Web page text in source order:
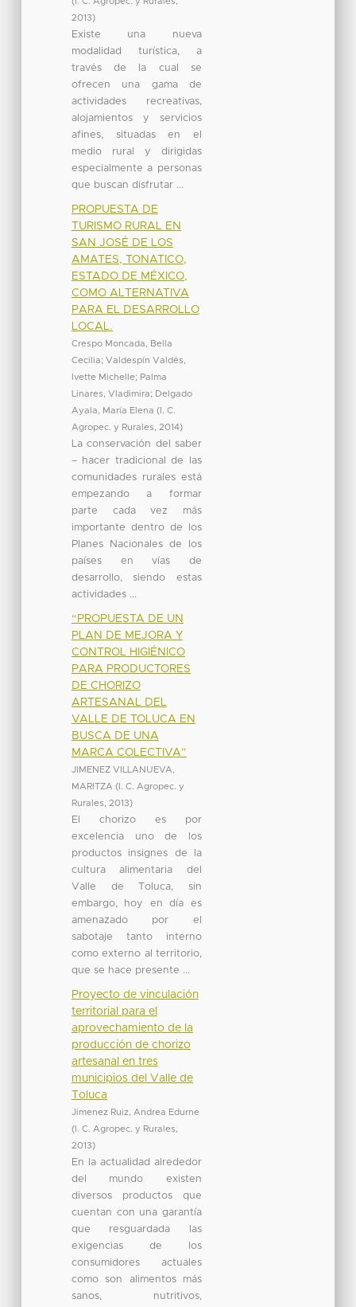
2013)
Existe una nueva
modalidad turística, a
través de la cual se
ofrecen una gama de
actividades recreativas,
alojamientos y servicios
afines, situadas en el
medio rural y dirigidas
especialmente a personas
que buscan disfrutar ...
PROPUESTA DE
TURISMO RURAL EN
SAN JOSÉ DE LOS
AMATES, TONATICO,
ESTADO DE MÉXICO,
COMO ALTERNATIVA
PARA EL DESARROLLO
LOCAL.
Crespo Moncada, Bella
Cecilia; Valdespín Valdés,
Ivette Michelle; Palma
Linares, Vladimira; Delgado
Ayala, María Elena (I. C.
Agropec. y Rurales
2014)
La conservación del saber
– hacer tradicional de las
comunidades rurales está
empezando a formar
parte cada vez más
importante dentro de los
Planes Nacionales de los
países en vías de
desarrollo, siendo estas
actividades ...
“PROPUESTA DE UN
PLAN DE MEJORA Y
CONTROL HIGIÉNICO
PARA PRODUCTORES
DE CHORIZO
ARTESANAL DEL
VALLE DE TOLUCA EN
BUSCA DE UNA
MARCA COLECTIVA”
JIMENEZ VILLANUEVA,
MARITZA (I. C. Agropec. y
Rurales
2013)
El chorizo es por
excelencia uno de los
productos insignes de la
cultura alimentaria del
Valle de Toluca, sin
embargo, hoy en día es
amenazado por el
sabotaje tanto interno
como externo al territorio,
que se hace presente ...
Proyecto de vinculación
territorial para el
aprovechamiento de la
producción de chorizo
artesanal en tres
municipios del Valle de
Toluca
Jimenez Ruiz, Andrea Edurne
(I. C. Agropec. y Rurales
2013)
En la actualidad alrededor
del mundo existen
diversos productos que
cuentan con una garantía
que resguardada las
exigencias de los
consumidores actuales
como son alimentos más
sanos, nutritivos,